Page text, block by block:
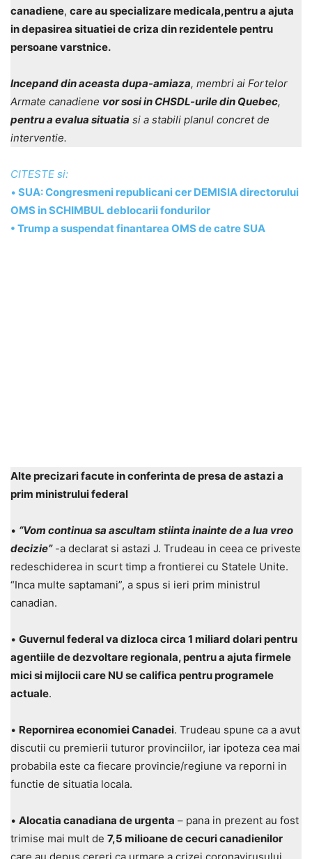
canadiene, care au specializare medicala,pentru a ajuta
in depasirea situatiei de criza din rezidentele pentru
persoane varstnice.
Incepand din aceasta dupa-amiaza, membri ai Fortelor
Armate canadiene vor sosi in CHSDL-urile din Quebec,
pentru a evalua situatia si a stabili planul concret de
interventie.
CITESTE si:
• SUA: Congresmeni republicani cer DEMISIA directorului
OMS in SCHIMBUL deblocarii fondurilor
• Trump a suspendat finantarea OMS de catre SUA
Alte precizari facute in conferinta de presa de astazi a
prim ministrului federal
• “Vom continua sa ascultam stiinta inainte de a lua vreo
decizie”-a declarat si astazi J. Trudeau in ceea ce priveste
redeschiderea in scurt timp a frontierei cu Statele Unite.
“Inca multe saptamani”, a spus si ieri prim ministrul
canadian.
• Guvernul federal va dizloca circa 1 miliard dolari pentru
agentiile de dezvoltare regionala, pentru a ajuta firmele
mici si mijlocii care NU se califica pentru programele
actuale.
• Repornirea economiei Canadei. Trudeau spune ca a avut
discutii cu premierii tuturor provinciilor, iar ipoteza cea mai
probabila este ca fiecare provincie/regiune va reporni in
functie de situatia locala.
• Alocatia canadiana de urgenta – pana in prezent au fost
trimise mai mult de 7,5 milioane de cecuri canadienilor